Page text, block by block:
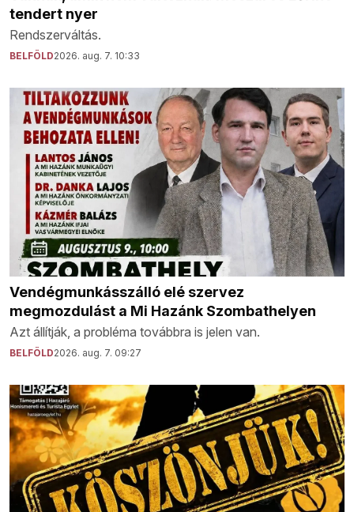
tendert nyer
Rendszerváltás.
BELFÖLD2026. aug. 7. 10:33
Vendégmunkásszálló elé szervez
megmozdulást a Mi Hazánk Szombathelyen
Azt állítják, a probléma továbbra is jelen van.
BELFÖLD2026. aug. 7. 09:27